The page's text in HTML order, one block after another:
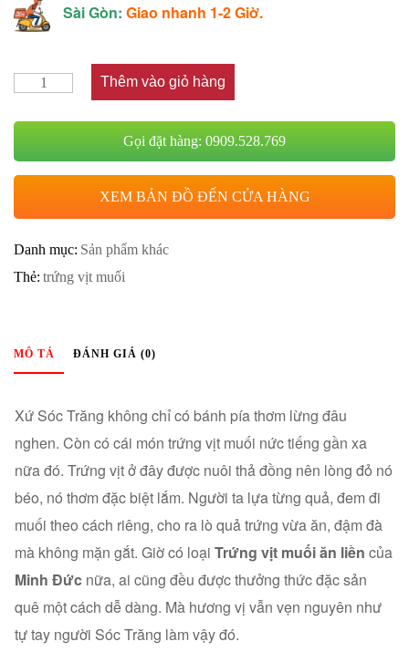
Sài Gòn: Giao nhanh 1-2 Giờ.
Thêm vào giỏ hàng
Gọi đặt hàng: 0909.528.769
XEM BẢN ĐỒ ĐẾN CỬA HÀNG
Danh mục: Sản phẩm khác
Thẻ: trứng vịt muối
MÔ TẢ ĐÁNH GIÁ (0)
Xứ Sóc Trăng không chỉ có bánh pía thơm lừng đâu
nghen. Còn có cái món trứng vịt muối nức tiếng gần xa
nữa đó. Trứng vịt ở đây được nuôi thả đồng nên lòng đỏ nó
béo, nó thơm đặc biệt lắm. Người ta lựa từng quả, đem đi
muối theo cách riêng, cho ra lò quả trứng vừa ăn, đậm đà
mà không mặn gắt. Giờ có loại Trứng vịt muối ăn liền của
Minh Đức nữa, ai cũng đều được thưởng thức đặc sản
quê một cách dễ dàng. Mà hương vị vẫn vẹn nguyên như
tự tay người Sóc Trăng làm vậy đó.